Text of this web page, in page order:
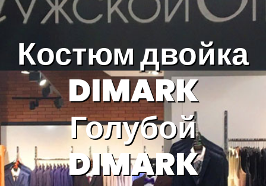
Костюм двойка
DIMARK
Голубой
DIMARK